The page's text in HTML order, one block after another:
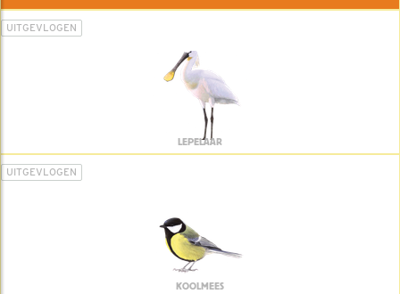
UITGEVLOGEN
LEPELAAR
UITGEVLOGEN
KOOLMEES